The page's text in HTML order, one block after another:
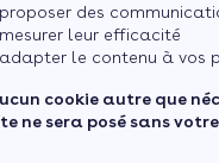
des
leur efficacité
le contenu à vos
cookie autre que
ne sera posé sans
reçues, conseils pour la